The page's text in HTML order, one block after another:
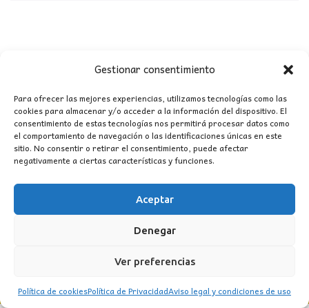
Gestionar consentimiento
Para ofrecer las mejores experiencias, utilizamos tecnologías como las
cookies para almacenar y/o acceder a la información del dispositivo. El
consentimiento de estas tecnologías nos permitirá procesar datos como
el comportamiento de navegación o las identificaciones únicas en este
sitio. No consentir o retirar el consentimiento, puede afectar
negativamente a ciertas características y funciones.
Aceptar
Denegar
Ver preferencias
Política de cookiesPolítica de PrivacidadAviso legal y condiciones de uso
MI CUENTA
INFORMACIÓN
WhatsApp
TikTok
Instagram
BACK TO TOP